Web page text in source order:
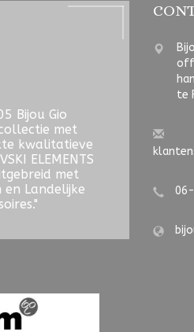
Bijou Gio
met
kwalitatieve
ELEMENTS
met
Landelijke
te